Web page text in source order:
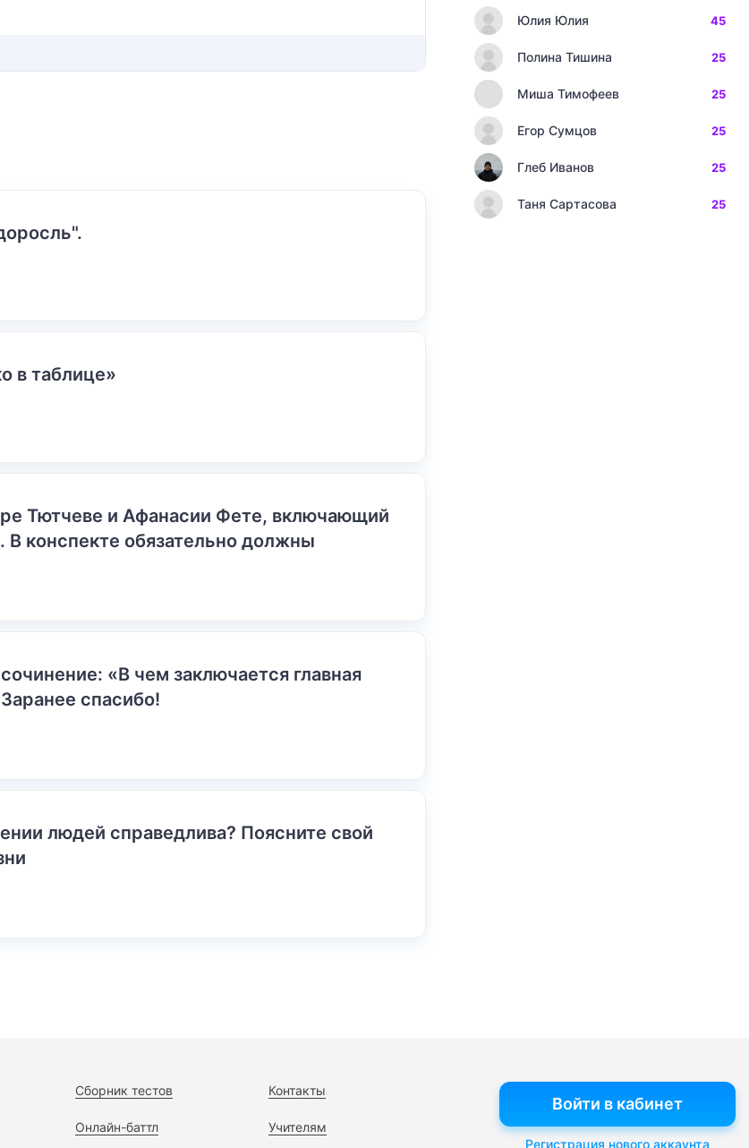
в таблице»
Тютчеве и Афанасии Фете, включающий
конспекте обязательно должны
«В чем заключается главная
спасибо!
людей справедлива? Поясните свой
Юлия Юлия 45
Полина Тишина 25
Миша Тимофеев 25
Егор Сумцов 25
Глеб Иванов 25
Таня Сартасова 25
Сборник тестов
Онлайн-баттл
Контакты
Учителям
Войти в кабинет
Регистрация нового аккаунта